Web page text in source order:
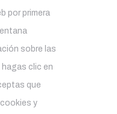
por primera
sobre las
clic en
que
y